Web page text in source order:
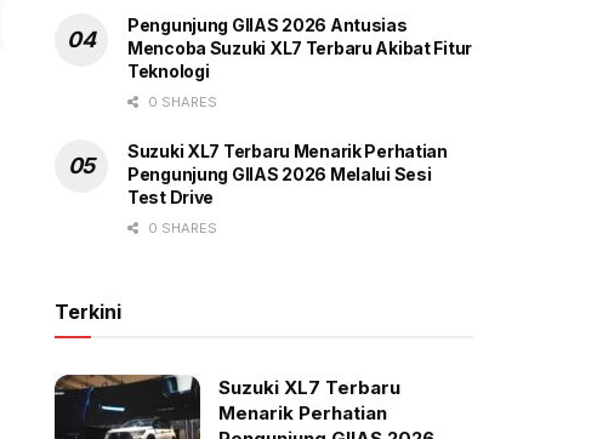
Pengunjung GIIAS 2026 Antusias
Mencoba Suzuki XL7 Terbaru Akibat Fitur
Teknologi
0 SHARES
Suzuki XL7 Terbaru Menarik Perhatian
Pengunjung GIIAS 2026 Melalui Sesi
Test Drive
0 SHARES
Terkini
Suzuki XL7 Terbaru
Menarik Perhatian